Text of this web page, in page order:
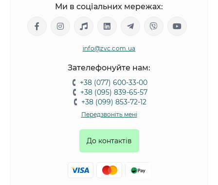
Ми в соціальних мережах:
info@zvc.com.ua
Зателефонуйте нам:
+38 (077) 600-33-00
+38 (095) 839-65-57
+38 (099) 853-72-12
Передзвоніть мені
До контактів